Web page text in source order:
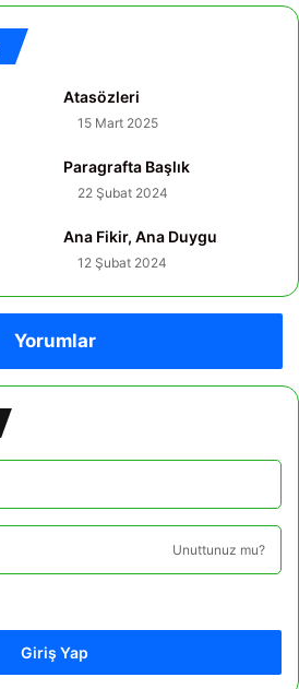
Atasözleri
15 Mart 2025
Paragrafta Başlık
22 Şubat 2024
Ana Fikir, Ana Duygu
12 Şubat 2024
Yorumlar
Unuttunuz mu?
Giriş Yap